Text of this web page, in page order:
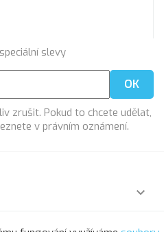
slevy
zrušit. Pokud to chcete udělat,
v právním oznámení.

